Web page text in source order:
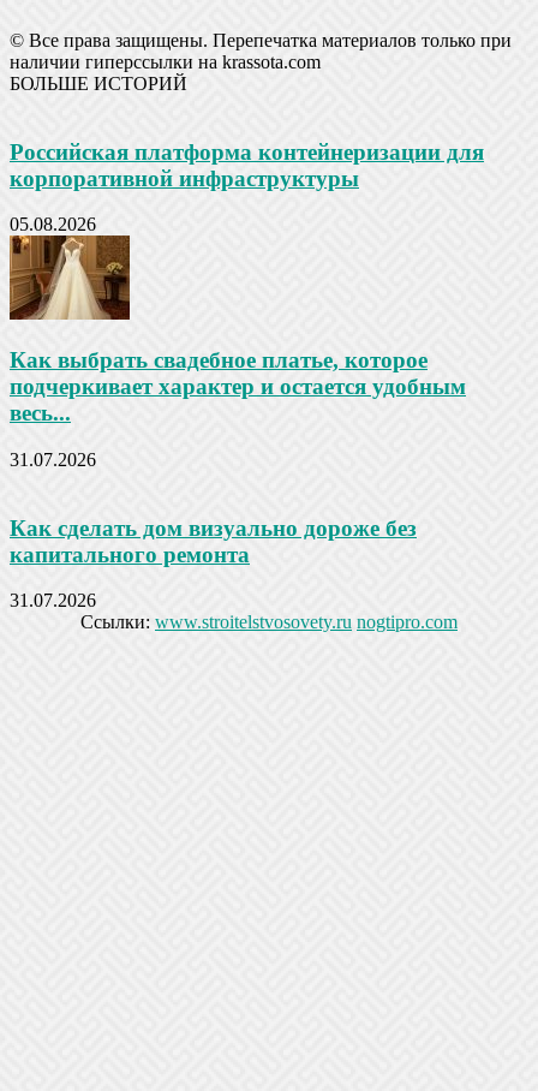
© Все права защищены. Перепечатка материалов только при
наличии гиперссылки на krassota.com
БОЛЬШЕ ИСТОРИЙ
Российская платформа контейнеризации для
корпоративной инфраструктуры
05.08.2026
Как выбрать свадебное платье, которое
подчеркивает характер и остается удобным
весь...
31.07.2026
Как сделать дом визуально дороже без
капитального ремонта
31.07.2026
Ссылки: www.stroitelstvosovety.ru nogtipro.com